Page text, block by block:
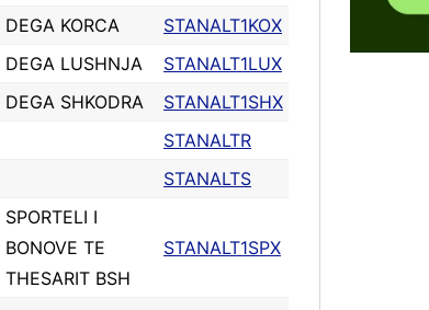
DEGA KORCA
STANALT1KOX
DEGA LUSHNJA
STANALT1LUX
DEGA SHKODRA
STANALT1SHX
STANALTR
STANALTS
SPORTELI I
BONOVE TE
THESARIT BSH
STANALT1SPX